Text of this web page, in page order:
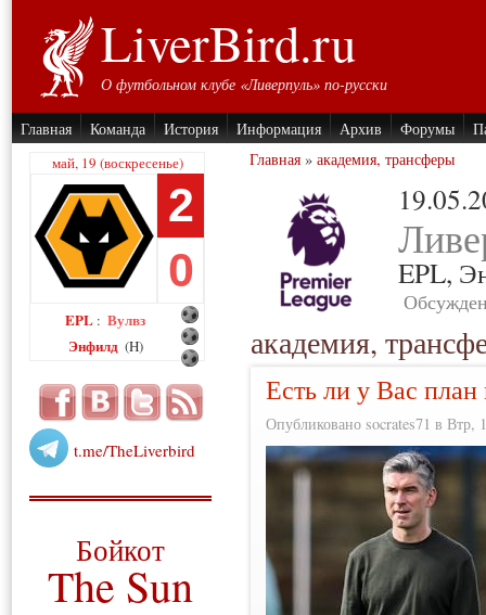
LiverBird.ru
О футбольном клубе «Ливерпуль» по-русски
Главная Команда История Информация Архив Форумы
май, 19 (воскресенье)
2
0
EPL : Вулвз
Энфилд (H)
t.me/TheLiverbird
Бойкот
The Sun
Главная » академия, трансферы
EPL,
академия,
Есть ли у Вас
Опубликовано socrates71 в Втр,